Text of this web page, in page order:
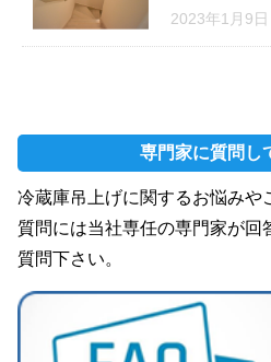
2023年1月9日
専門家に質問し
冷蔵庫吊上げに関するお悩みや
質問には当社専任の専門家が回
質問下さい。